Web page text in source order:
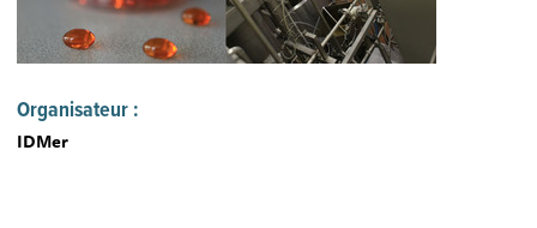
Organisateur :
IDMer